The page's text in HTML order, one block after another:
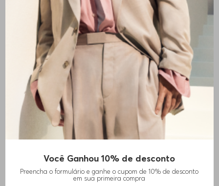
Você Ganhou 10% de desconto
Preencha o formulário e ganhe o cupom de 10% de desconto
em sua primeira compra
TOP DE AJUSTE SLIM EM ALGODÃO
ELÁSTICO COM ESTRUTURA CANELADA